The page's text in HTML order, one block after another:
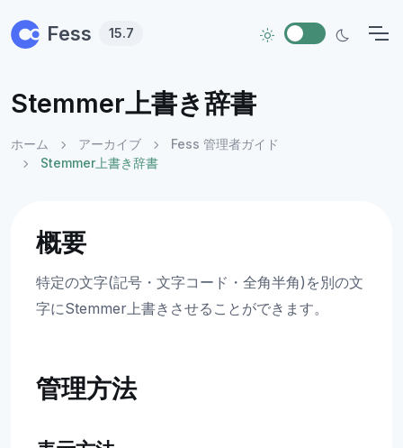
Fess 15.7
Stemmer上書き辞書
ホーム アーカイブ
Fess 管理者ガイド
Stemmer上書き辞書
概要
特定の文字(記号・文字コード・全角半角)を別の文
字にStemmer上書きさせることができます。
管理方法